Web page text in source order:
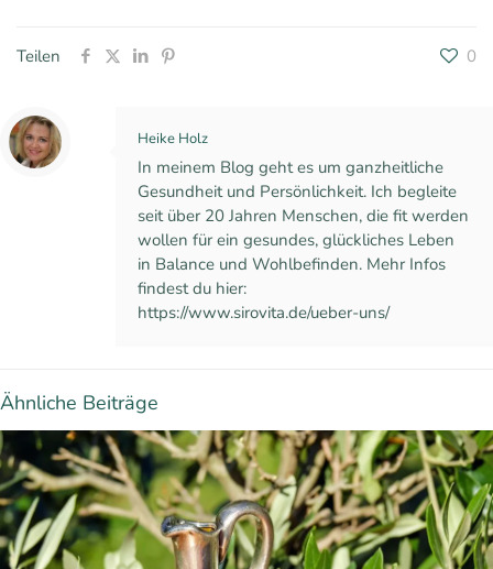
Teilen 0
Heike Holz
In meinem Blog geht es um ganzheitliche
Gesundheit und Persönlichkeit. Ich begleite
seit über 20 Jahren Menschen, die fit werden
wollen für ein gesundes, glückliches Leben
in Balance und Wohlbefinden. Mehr Infos
findest du hier:
https://www.sirovita.de/ueber-uns/
Ähnliche Beiträge